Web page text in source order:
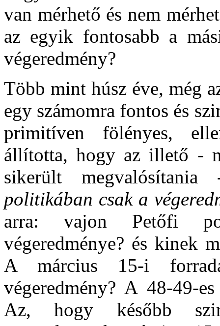
van mérhető és nem
az egyik fontosabb a
végeredmény?
Több mint húsz éve, még
egy számomra fontos és
primitíven fölényes,
állította, hogy az illető -
sikerült
politikában csak a
arra: vajon Petőfi
végeredménye? és kinek
A március 15-i
végeredmény? A 48-49-
Az, hogy később